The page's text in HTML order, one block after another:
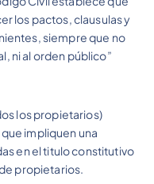
los pactos, clausulas y
siempre que no
ni al orden público”
los propietarios)
impliquen una
en el titulo constitutivo
propietarios.